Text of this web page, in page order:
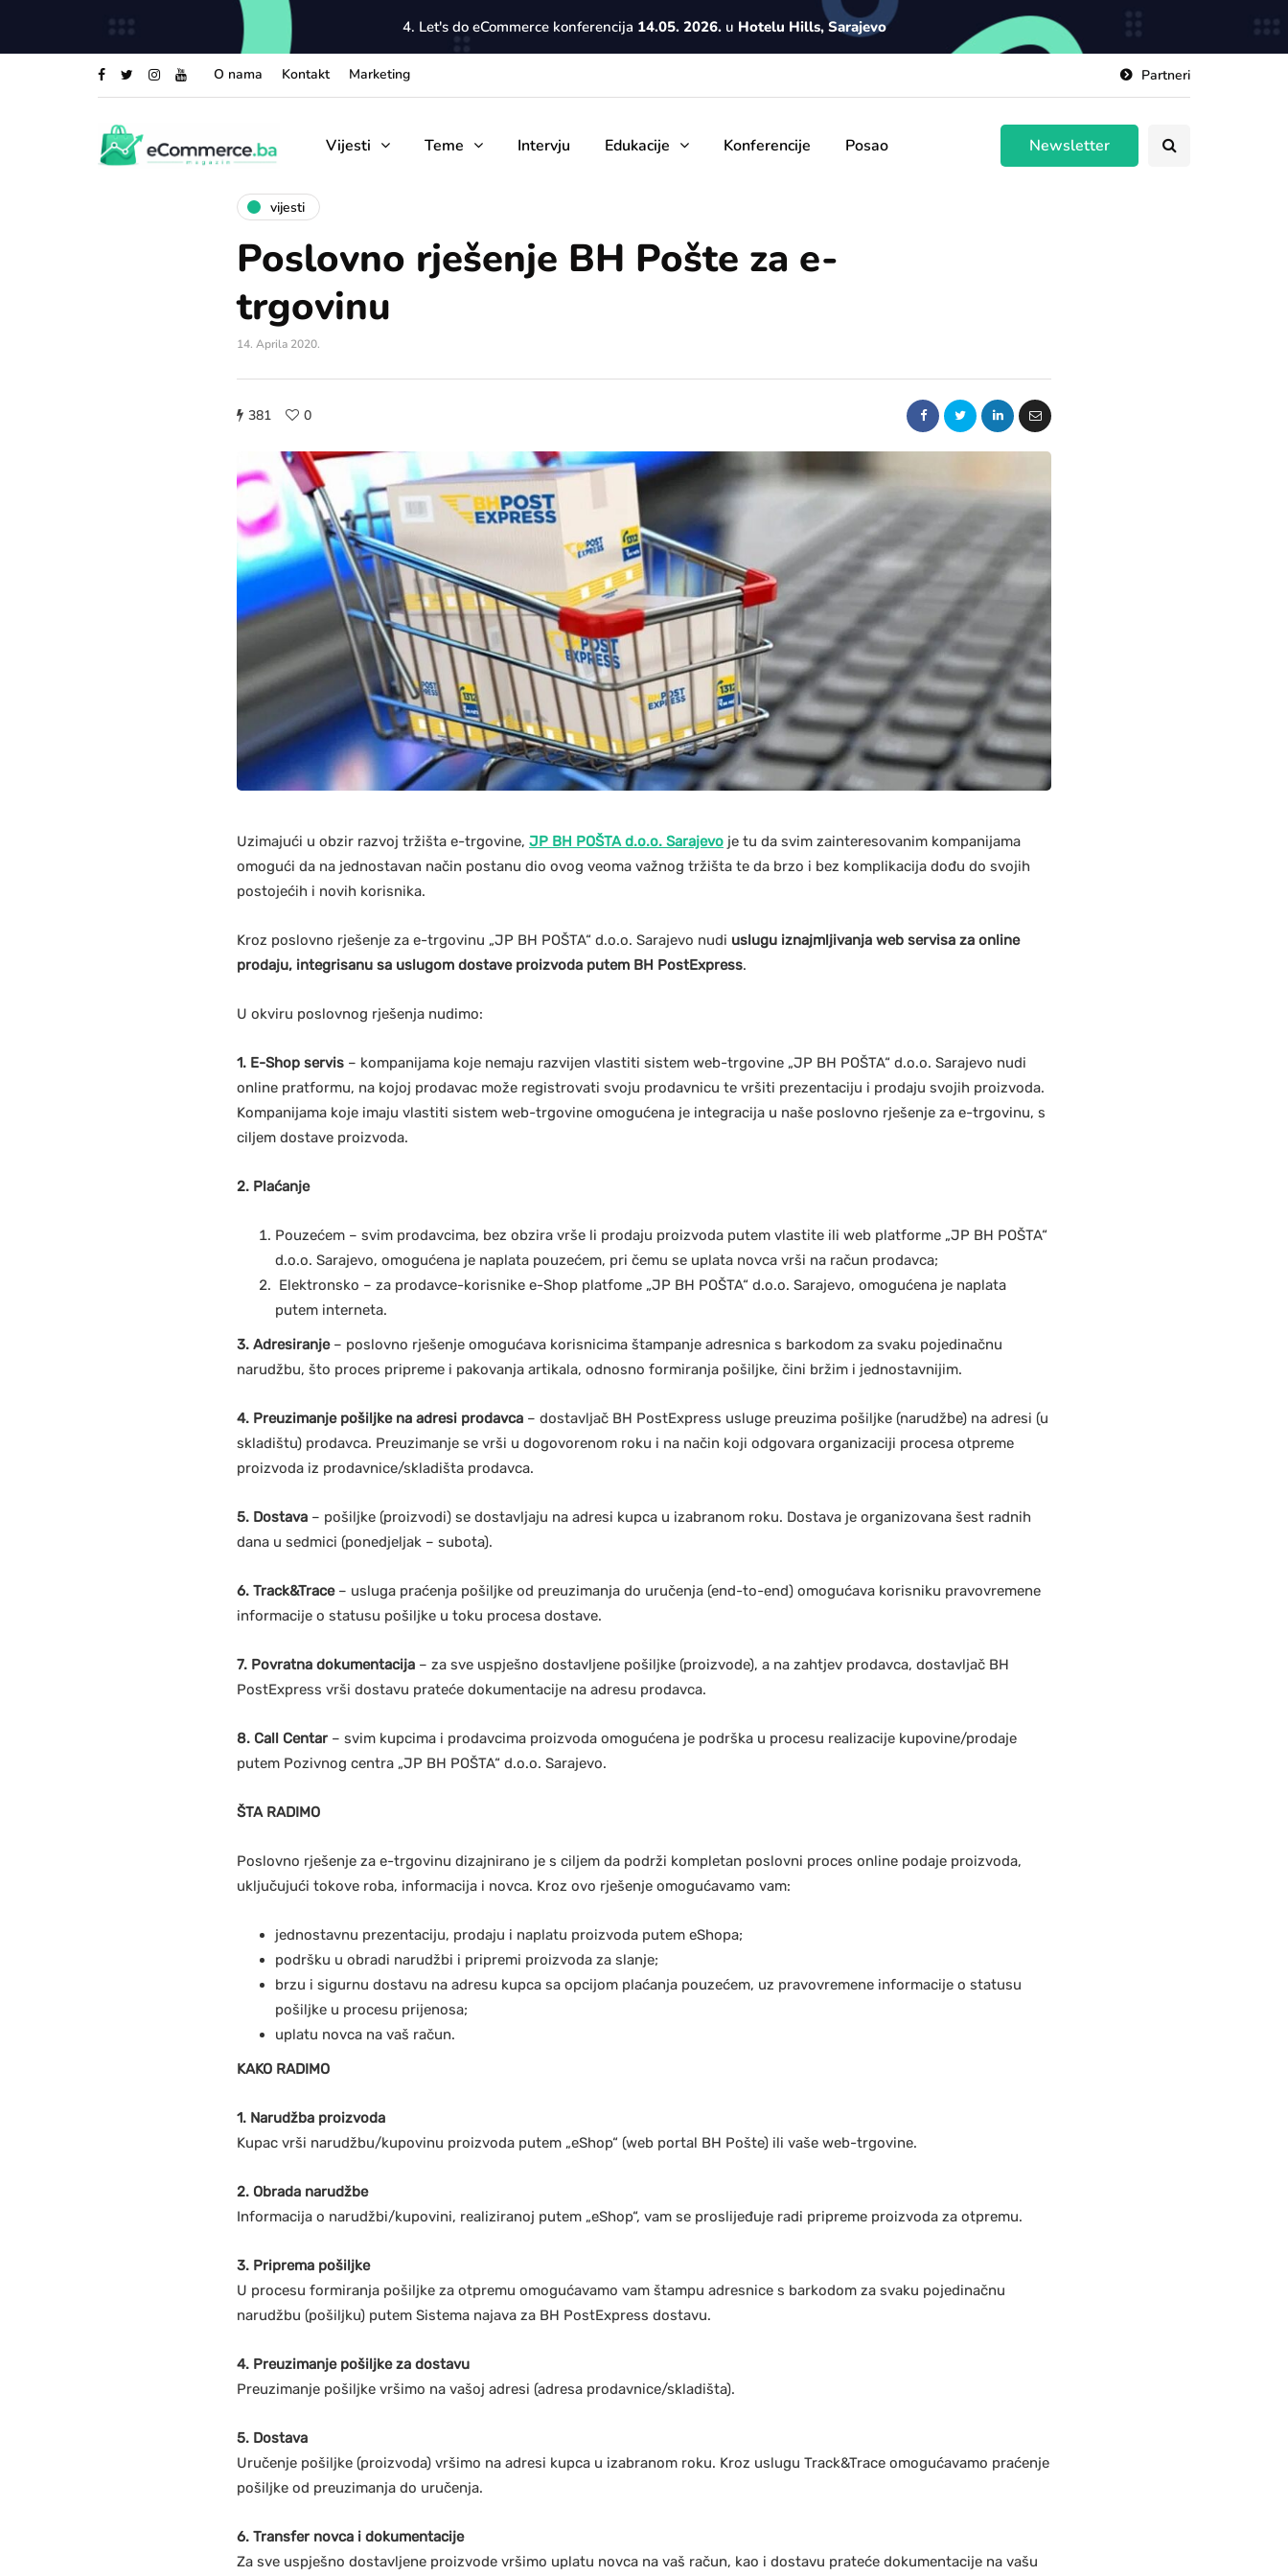
4. Let's do eCommerce konferencija 14.05. 2026.u Hotelu Hills, Sarajevo
O nama Kontakt Marketing Partneri
Vijesti Teme Intervju Edukacije Konferencije Posao Newsletter
vijesti
Poslovno rješenje BH Pošte za e-
trgovinu
14. Aprila 2020.
381 0
Uzimajući u obzir razvoj tržišta e-trgovine, JP BH POŠTA d.o.o. Sarajevo je tu da svim zainteresovanim kompanijama
omogući da na jednostavan način postanu dio ovog veoma važnog tržišta te da brzo i bez komplikacija dođu do svojih
postojećih i novih korisnika.
Kroz poslovno rješenje za e-trgovinu „JP BH POŠTA“ d.o.o. Sarajevo nudi uslugu iznajmljivanja web servisa za online
prodaju, integrisanu sa uslugom dostave proizvoda putem BH PostExpress.
U okviru poslovnog rješenja nudimo:
1. E-Shop servis – kompanijama koje nemaju razvijen vlastiti sistem web-trgovine „JP BH POŠTA“ d.o.o. Sarajevo nudi
online pratformu, na kojoj prodavac može registrovati svoju prodavnicu te vršiti prezentaciju i prodaju svojih proizvoda.
Kompanijama koje imaju vlastiti sistem web-trgovine omogućena je integracija u naše poslovno rješenje za e-trgovinu, s
ciljem dostave proizvoda.
2. Plaćanje
Pouzećem – svim prodavcima, bez obzira vrše li prodaju proizvoda putem vlastite ili web platforme „JP BH POŠTA“
d.o.o. Sarajevo, omogućena je naplata pouzećem, pri čemu se uplata novca vrši na račun prodavca;
Elektronsko – za prodavce-korisnike e-Shop platfome „JP BH POŠTA“ d.o.o. Sarajevo, omogućena je naplata
putem interneta.
3. Adresiranje– poslovno rješenje omogućava korisnicima štampanje adresnica s barkodom za svaku pojedinačnu
narudžbu, što proces pripreme i pakovanja artikala, odnosno formiranja pošiljke, čini bržim i jednostavnijim.
4. Preuzimanje pošiljke na adresi prodavca – dostavljač BH PostExpress usluge preuzima pošiljke (narudžbe) na adresi (u
skladištu) prodavca. Preuzimanje se vrši u dogovorenom roku i na način koji odgovara organizaciji procesa otpreme
proizvoda iz prodavnice/skladišta prodavca.
5. Dostava – pošiljke (proizvodi) se dostavljaju na adresi kupca u izabranom roku. Dostava je organizovana šest radnih
dana u sedmici (ponedjeljak – subota).
6. Track&Trace– usluga praćenja pošiljke od preuzimanja do uručenja (end-to-end) omogućava korisniku pravovremene
informacije o statusu pošiljke u toku procesa dostave.
7. Povratna dokumentacija – za sve uspješno dostavljene pošiljke (proizvode), a na zahtjev prodavca, dostavljač BH
PostExpress vrši dostavu prateće dokumentacije na adresu prodavca.
8. Call Centar– svim kupcima i prodavcima proizvoda omogućena je podrška u procesu realizacije kupovine/prodaje
putem Pozivnog centra „JP BH POŠTA“ d.o.o. Sarajevo.
ŠTA RADIMO
Poslovno rješenje za e-trgovinu dizajnirano je s ciljem da podrži kompletan poslovni proces online podaje proizvoda,
uključujući tokove roba, informacija i novca. Kroz ovo rješenje omogućavamo vam:
jednostavnu prezentaciju, prodaju i naplatu proizvoda putem eShopa;
podršku u obradi narudžbi i pripremi proizvoda za slanje;
brzu i sigurnu dostavu na adresu kupca sa opcijom plaćanja pouzećem, uz pravovremene informacije o statusu
pošiljke u procesu prijenosa;
uplatu novca na vaš račun.
KAKO RADIMO
1. Narudžba proizvoda
Kupac vrši narudžbu/kupovinu proizvoda putem „eShop“ (web portal BH Pošte) ili vaše web-trgovine.
2. Obrada narudžbe
Informacija o narudžbi/kupovini, realiziranoj putem „eShop“, vam se proslijeđuje radi pripreme proizvoda za otpremu.
3. Priprema pošiljke
U procesu formiranja pošiljke za otpremu omogućavamo vam štampu adresnice s barkodom za svaku pojedinačnu
narudžbu (pošiljku) putem Sistema najava za BH PostExpress dostavu.
4. Preuzimanje pošiljke za dostavu
Preuzimanje pošiljke vršimo na vašoj adresi (adresa prodavnice/skladišta).
5. Dostava
Uručenje pošiljke (proizvoda) vršimo na adresi kupca u izabranom roku. Kroz uslugu Track&Trace omogućavamo praćenje
pošiljke od preuzimanja do uručenja.
6. Transfer novca i dokumentacije
Za sve uspješno dostavljene proizvode vršimo uplatu novca na vaš račun, kao i dostavu prateće dokumentacije na vašu